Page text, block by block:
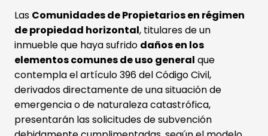
Las Comunidades de Propietarios en régimen
de propiedad horizontal, titulares de un
inmueble que haya sufrido daños en los
elementos comunes de uso general que
contempla el artículo 396 del Código Civil,
derivados directamente de una situación de
emergencia o de naturaleza catastrófica,
presentarán las solicitudes de subvención